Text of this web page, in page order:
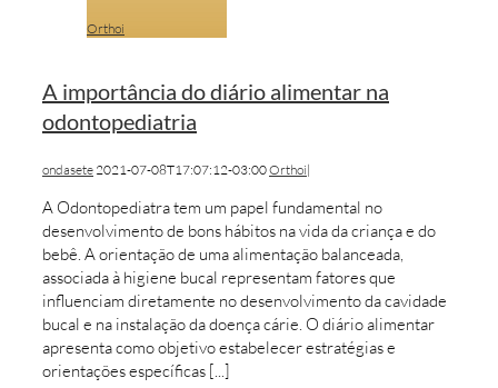
Orthoi
A importância do diário alimentar na
odontopediatria
ondasete 2021-07-08T17:07:12-03:00Orthoi|
A Odontopediatra tem um papel fundamental no
desenvolvimento de bons hábitos na vida da criança e do
bebê. A orientação de uma alimentação balanceada,
associada à higiene bucal representam fatores que
influenciam diretamente no desenvolvimento da cavidade
bucal e na instalação da doença cárie. O diário alimentar
apresenta como objetivo estabelecer estratégias e
orientações específicas [...]